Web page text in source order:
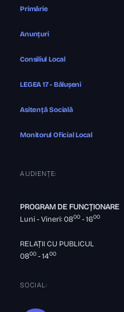
Primărie
Anunțuri
Consiliul Local
LEGEA 17 - Bălușeni
Asitență Socială
Monitorul Oficial Local
AUDIENȚE:
PROGRAM DE FUNCȚIONARE
Luni - Vineri: 0800 - 1600
RELAȚII CU PUBLICUL
0800 - 1400
SOCIAL: